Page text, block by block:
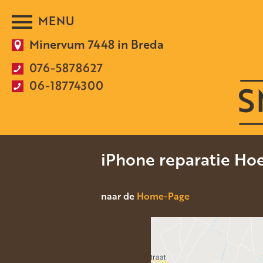
Minervum 7448 in Breda
076-5878627
06-18774300
iPhone reparatie
naar de Home-Page